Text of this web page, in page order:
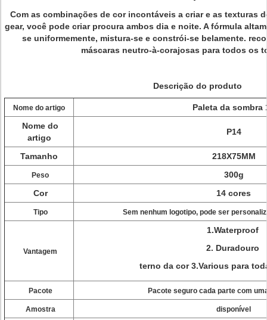
Com as combinações de cor incontáveis a criar e as texturas
gear, você pode criar procura ambos dia e noite. A fórmula
se uniformemente, mistura-se e constrói-se belamente.
máscaras neutro-à-corajosas para todos os
Descrição do produto
Nome do artigo
Paleta da sombra
Nome do
artigo
P14
Tamanho 218X75MM
Peso
300g
Cor
14 cores
Tipo Sem nenhum logotipo, pode ser
Vantagem
1.Waterproof
2. Duradouro
terno da cor 3.Various para
Pacote Pacote seguro cada parte com
Amostra disponível